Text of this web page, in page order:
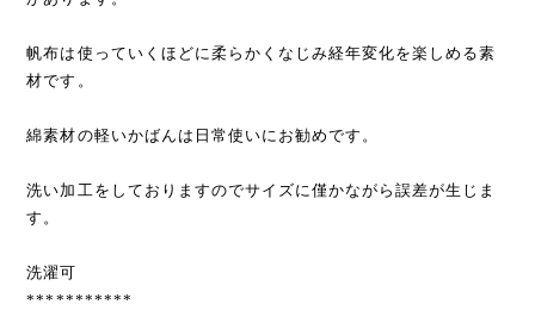
帆布は使っていくほどに柔らかくなじみ経年変化を楽しめる素
材です。
綿素材の軽いかばんは日常使いにお勧めです。
洗い加工をしておりますのでサイズに僅かながら誤差が生じま
す。
洗濯可
***********